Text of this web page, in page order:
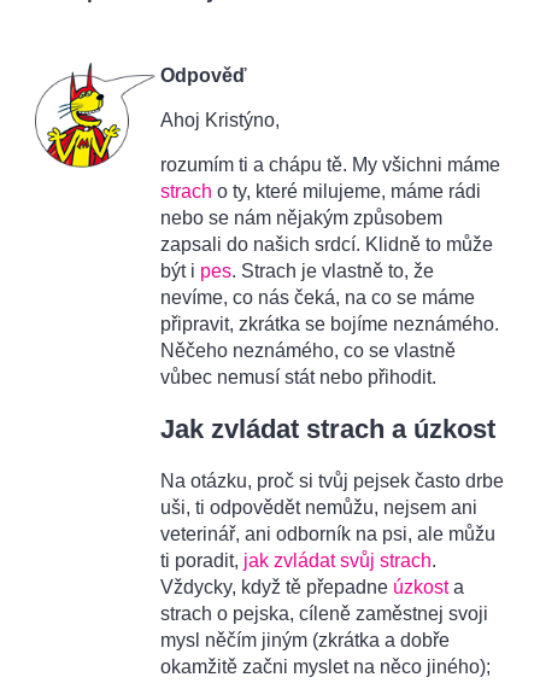
Odpověď
Ahoj Kristýno,
rozumím ti a chápu tě. My všichni máme
strach o ty, které milujeme, máme rádi
nebo se nám nějakým způsobem
zapsali do našich srdcí. Klidně to může
být i pes. Strach je vlastně to, že
nevíme, co nás čeká, na co se máme
připravit, zkrátka se bojíme neznámého.
Něčeho neznámého, co se vlastně
vůbec nemusí stát nebo přihodit.
Jak zvládat strach a úzkost
Na otázku, proč si tvůj pejsek často drbe
uši, ti odpovědět nemůžu, nejsem ani
veterinář, ani odborník na psi, ale můžu
ti poradit, jak zvládat svůj strach.
Vždycky, když tě přepadne úzkosta
strach o pejska, cíleně zaměstnej svoji
mysl něčím jiným (zkrátka a dobře
okamžitě začni myslet na něco jiného);